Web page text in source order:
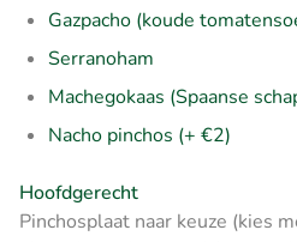
Gazpacho (koude
Serranoham
Machegokaas (Spaanse
Nacho pinchos (+ €2)
Hoofdgerecht
Pinchosplaat naar keuze (kies